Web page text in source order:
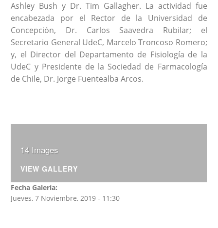
Ashley Bush y Dr. Tim Gallagher. La actividad fue
encabezada por el Rector de la Universidad de
Concepción, Dr. Carlos Saavedra Rubilar; el
Secretario General UdeC, Marcelo Troncoso Romero;
y, el Director del Departamento de Fisiología de la
UdeC y Presidente de la Sociedad de Farmacología
de Chile, Dr. Jorge Fuentealba Arcos.
14 Images
VIEW GALLERY
Fecha Galería:
Jueves, 7 Noviembre, 2019 - 11:30